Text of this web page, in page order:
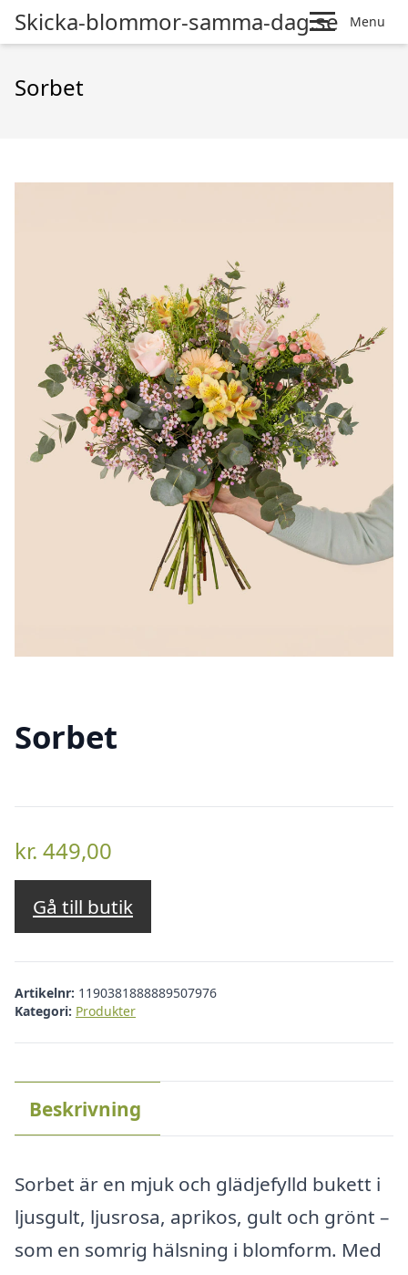
Skicka-blommor-samma-dag.se Menu
Sorbet
Sorbet
kr. 449,00
Gå till butik
Artikelnr: 1190381888889507976
Kategori: Produkter
Beskrivning
Sorbet är en mjuk och glädjefylld bukett i
ljusgult, ljusrosa, aprikos, gult och grönt –
som en somrig hälsning i blomform. Med